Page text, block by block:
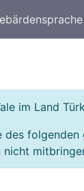
im Land